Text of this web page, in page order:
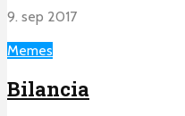
9. sep 2017
Memes
Bilancia